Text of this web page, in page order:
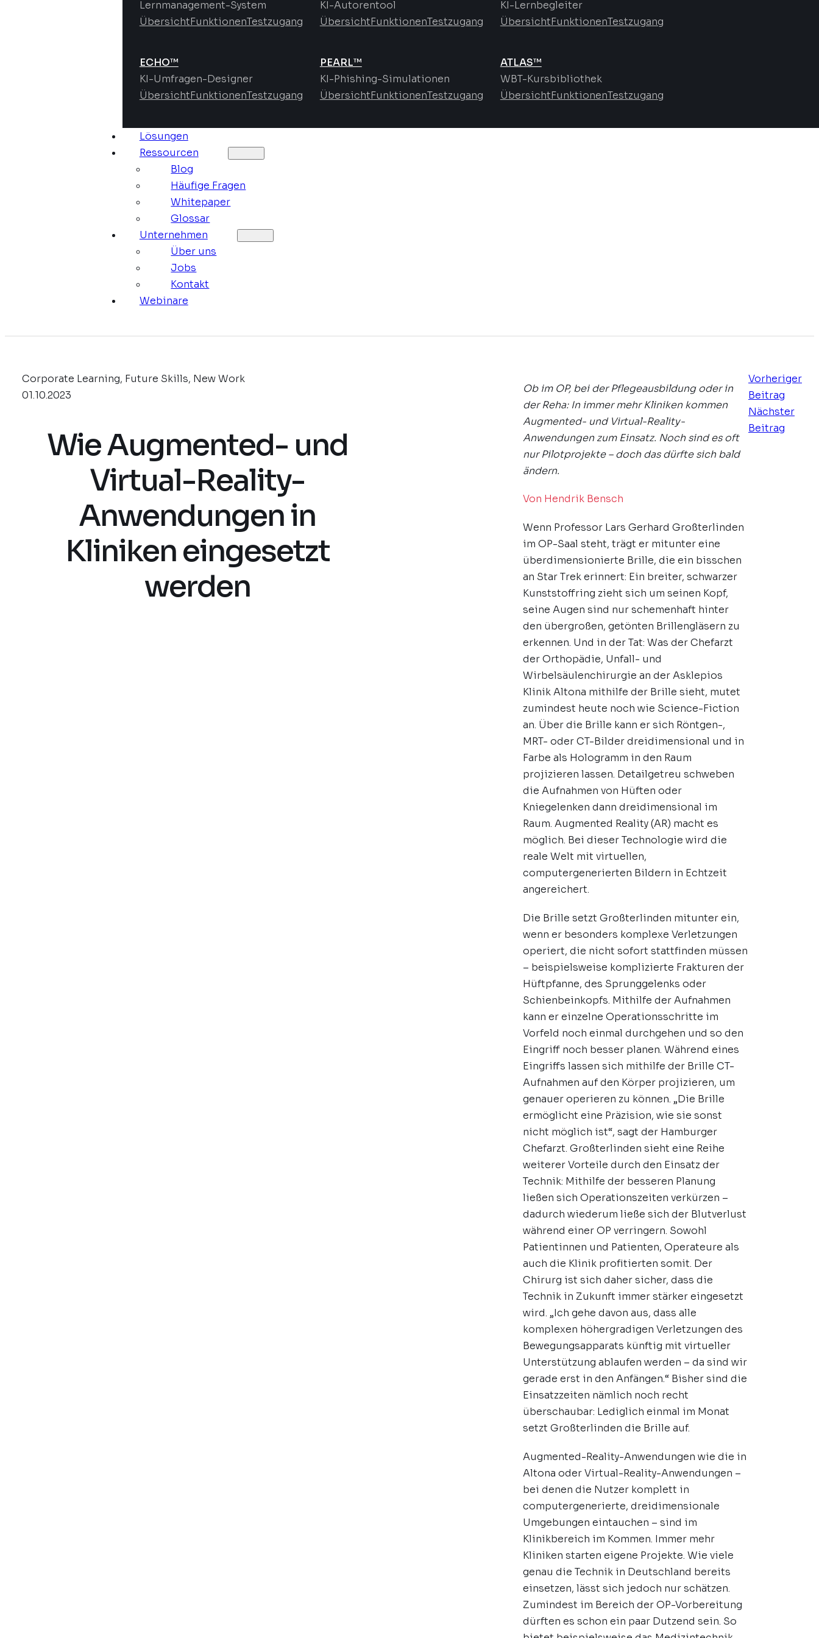
Lernmanagement-System
ÜbersichtFunktionenTestzugang
KI-Autorentool
ÜbersichtFunktionenTestzugang
KI-Lernbegleiter
ÜbersichtFunktionenTestzugang
ECHO™
KI-Umfragen-Designer
ÜbersichtFunktionenTestzugang
PEARL™
KI-Phishing-Simulationen
ÜbersichtFunktionenTestzugang
ATLAS™
WBT-Kursbibliothek
ÜbersichtFunktionenTestzugang
Lösungen
Ressourcen
Blog
Häufige Fragen
Whitepaper
Glossar
Unternehmen
Über uns
Jobs
Kontakt
Webinare
Corporate Learning, Future Skills, New Work
01.10.2023
Wie Augmented- und
Virtual-Reality-
Anwendungen in
Kliniken eingesetzt
werden
Ob im OP, bei der Pflegeausbildung oder in
der Reha: In immer mehr Kliniken kommen
Augmented- und Virtual-Reality-
Anwendungen zum Einsatz. Noch sind es oft
nur Pilotprojekte – doch das dürfte sich bald
ändern.
Von Hendrik Bensch
Wenn Professor Lars Gerhard Großterlinden
im OP-Saal steht, trägt er mitunter eine
überdimensionierte Brille, die ein bisschen
an Star Trek erinnert: Ein breiter, schwarzer
Kunststoffring zieht sich um seinen Kopf,
seine Augen sind nur schemenhaft hinter
den übergroßen, getönten Brillengläsern zu
erkennen. Und in der Tat: Was der Chefarzt
der Orthopädie, Unfall- und
Wirbelsäulenchirurgie an der Asklepios
Klinik Altona mithilfe der Brille sieht, mutet
zumindest heute noch wie Science-Fiction
an. Über die Brille kann er sich Röntgen-,
MRT- oder CT-Bilder dreidimensional und in
Farbe als Hologramm in den Raum
projizieren lassen. Detailgetreu schweben
die Aufnahmen von Hüften oder
Kniegelenken dann dreidimensional im
Raum. Augmented Reality (AR) macht es
möglich. Bei dieser Technologie wird die
reale Welt mit virtuellen,
computergenerierten Bildern in Echtzeit
angereichert.
Die Brille setzt Großterlinden mitunter ein,
wenn er besonders komplexe Verletzungen
operiert, die nicht sofort stattfinden müssen
– beispielsweise komplizierte Frakturen der
Hüftpfanne, des Sprunggelenks oder
Schienbeinkopfs. Mithilfe der Aufnahmen
kann er einzelne Operationsschritte im
Vorfeld noch einmal durchgehen und so den
Eingriff noch besser planen. Während eines
Eingriffs lassen sich mithilfe der Brille CT-
Aufnahmen auf den Körper projizieren, um
genauer operieren zu können. „Die Brille
ermöglicht eine Präzision, wie sie sonst
nicht möglich ist“, sagt der Hamburger
Chefarzt. Großterlinden sieht eine Reihe
weiterer Vorteile durch den Einsatz der
Technik: Mithilfe der besseren Planung
ließen sich Operationszeiten verkürzen –
dadurch wiederum ließe sich der Blutverlust
während einer OP verringern. Sowohl
Patientinnen und Patienten, Operateure als
auch die Klinik profitierten somit. Der
Chirurg ist sich daher sicher, dass die
Technik in Zukunft immer stärker eingesetzt
wird. „Ich gehe davon aus, dass alle
komplexen höhergradigen Verletzungen des
Bewegungsapparats künftig mit virtueller
Unterstützung ablaufen werden – da sind wir
gerade erst in den Anfängen.“ Bisher sind die
Einsatzzeiten nämlich noch recht
überschaubar: Lediglich einmal im Monat
setzt Großterlinden die Brille auf.
Augmented-Reality-Anwendungen wie die in
Altona oder Virtual-Reality-Anwendungen –
bei denen die Nutzer komplett in
computergenerierte, dreidimensionale
Umgebungen eintauchen – sind im
Klinikbereich im Kommen. Immer mehr
Kliniken starten eigene Projekte. Wie viele
genau die Technik in Deutschland bereits
einsetzen, lässt sich jedoch nur schätzen.
Zumindest im Bereich der OP-Vorbereitung
dürften es schon ein paar Dutzend sein. So
Vorheriger
Beitrag
Nächster
Beitrag